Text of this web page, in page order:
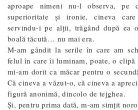
aproape nimeni nu-l observa,
superioritate și ironie, cineva
servindu-i pe alții, trăgând după ea
boală tăcută… nu mai era.
M-am gândit la serile în care am
felul în care îi luminam, poate, o clipă
mi-am dorit ca măcar pentru o
Că cineva a văzut-o, că cineva a
figură anonimă, dincolo de tejghea.
Și, pentru prima dată, m-am simțit